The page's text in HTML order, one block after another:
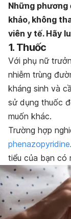
Những
khảo, không
viên y tế. Hãy
1. Thuốc
Với phụ nữ
nhiễm trùng
kháng sinh và
sử dụng thuốc
muốn khác.
Trường hợp
phenazopyridine
tiểu của bạn có